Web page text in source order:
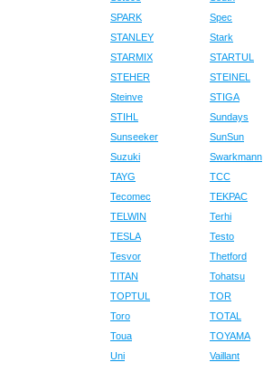
SPARK
Spec
STANLEY
Stark
STARMIX
STARTUL
STEHER
STEINEL
Steinve
STIGA
STIHL
Sundays
Sunseeker
SunSun
Suzuki
Swarkmann
TAYG
TCC
Tecomec
TEKPAC
TELWIN
Terhi
TESLA
Testo
Tesvor
Thetford
TITAN
Tohatsu
TOPTUL
TOR
Toro
TOTAL
Toua
TOYAMA
Uni
Vaillant